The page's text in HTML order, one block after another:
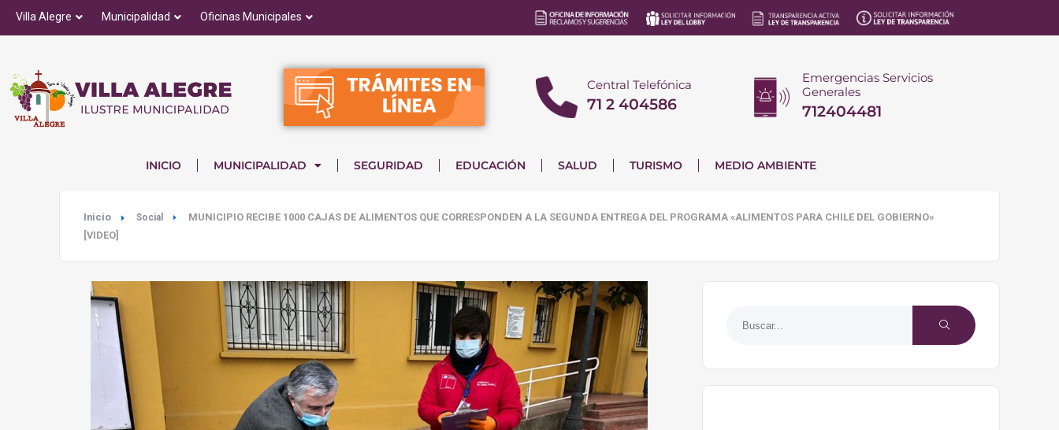
Villa Alegre Municipalidad Oficinas Municipales
Central Telefónica
71 2 404586
Emergencias Servicios
Generales
712404481
INICIO MUNICIPALIDAD SEGURIDAD EDUCACIÓN SALUD TURISMO MEDIO AMBIENTE
Inicio Social
MUNICIPIO RECIBE 1000 CAJAS DE ALIMENTOS QUE CORRESPONDEN A LA SEGUNDA ENTREGA DEL PROGRAMA «ALIMENTOS PARA CHILE DEL GOBIERNO»
[VIDEO]